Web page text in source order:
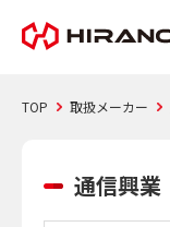
TOP 取扱メーカー
通信興業